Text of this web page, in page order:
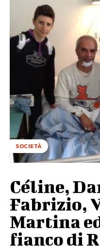
SOCIETÀ
Céline,
Fabrizio,
Martina
fianco di